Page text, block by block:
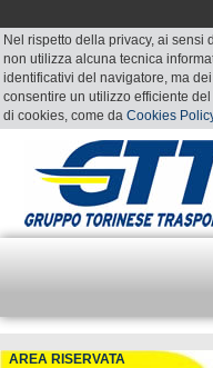
Nel rispetto della privacy, ai sensi
non utilizza alcuna tecnica
identificativi del navigatore, ma
consentire un utilizzo efficiente
di cookies, come da Cookies
AREA RISERVATA